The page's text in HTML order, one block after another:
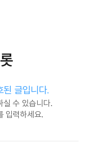
된 글입니다.
실 수 있습니다.
입력하세요.